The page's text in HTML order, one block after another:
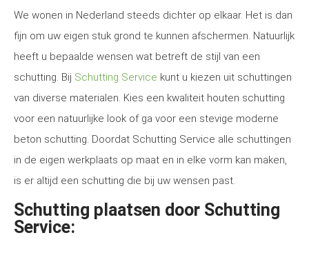
We wonen in Nederland steeds dichter op elkaar. Het is dan
fijn om uw eigen stuk grond te kunnen afschermen. Natuurlijk
heeft u bepaalde wensen wat betreft de stijl van een
schutting. Bij Schutting Service kunt u kiezen uit schuttingen
van diverse materialen. Kies een kwaliteit houten schutting
voor een natuurlijke look of ga voor een stevige moderne
beton schutting. Doordat Schutting Service alle schuttingen
in de eigen werkplaats op maat en in elke vorm kan maken,
is er altijd een schutting die bij uw wensen past.
Schutting plaatsen door Schutting
Service: